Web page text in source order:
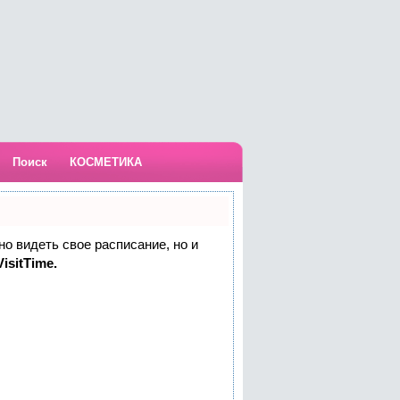
Поиск КОСМЕТИКА
видеть свое расписание, но и